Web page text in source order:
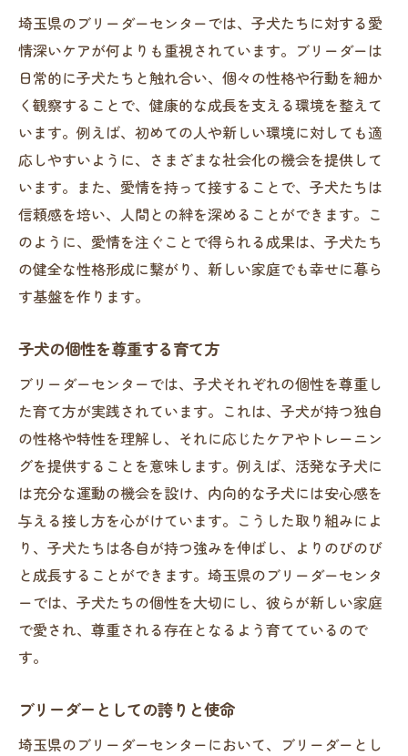
埼玉県のブリーダーセンターでは、子犬たちに対する愛
情深いケアが何よりも重視されています。ブリーダーは
日常的に子犬たちと触れ合い、個々の性格や行動を細か
く観察することで、健康的な成長を支える環境を整えて
います。例えば、初めての人や新しい環境に対しても適
応しやすいように、さまざまな社会化の機会を提供して
います。また、愛情を持って接することで、子犬たちは
信頼感を培い、人間との絆を深めることができます。こ
のように、愛情を注ぐことで得られる成果は、子犬たち
の健全な性格形成に繋がり、新しい家庭でも幸せに暮ら
す基盤を作ります。
子犬の個性を尊重する育て方
ブリーダーセンターでは、子犬それぞれの個性を尊重し
た育て方が実践されています。これは、子犬が持つ独自
の性格や特性を理解し、それに応じたケアやトレーニン
グを提供することを意味します。例えば、活発な子犬に
は充分な運動の機会を設け、内向的な子犬には安心感を
与える接し方を心がけています。こうした取り組みによ
り、子犬たちは各自が持つ強みを伸ばし、よりのびのび
と成長することができます。埼玉県のブリーダーセンタ
ーでは、子犬たちの個性を大切にし、彼らが新しい家庭
で愛され、尊重される存在となるよう育てているので
す。
ブリーダーとしての誇りと使命
埼玉県のブリーダーセンターにおいて、ブリーダーとし